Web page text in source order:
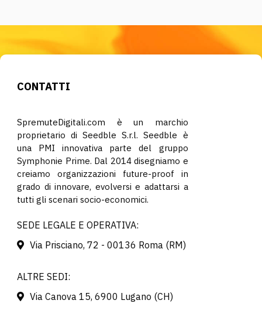
CONTATTI
SpremuteDigitali.com è un marchio
proprietario di Seedble S.r.l. Seedble è
una PMI innovativa parte del gruppo
Symphonie Prime. Dal 2014 disegniamo e
creiamo organizzazioni future-proof in
grado di innovare, evolversi e adattarsi a
tutti gli scenari socio-economici.
SEDE LEGALE E OPERATIVA:
Via Prisciano, 72 - 00136 Roma (RM)
ALTRE SEDI:
Via Canova 15, 6900 Lugano (CH)